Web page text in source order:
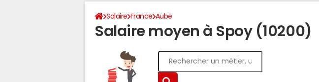
Salaire France Aube
Salaire moyen à Spoy (10200)